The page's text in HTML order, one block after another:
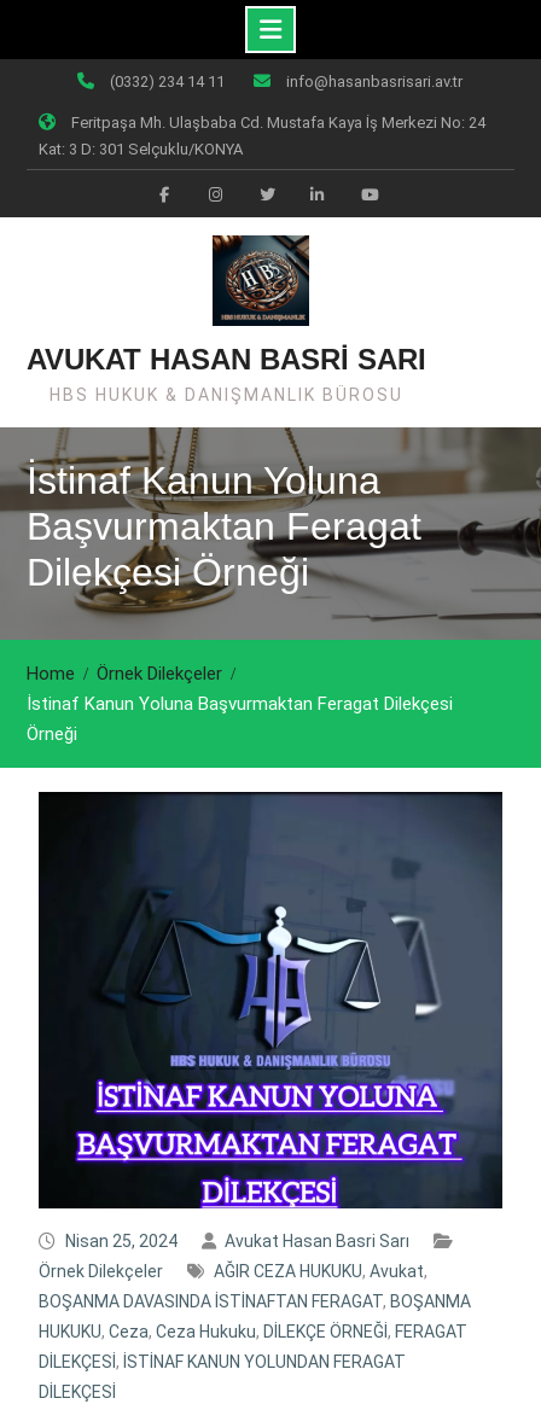
content
(0332) 234 14 11 info@hasanbasrisari.av.tr
Feritpaşa Mh. Ulaşbaba Cd. Mustafa Kaya İş Merkezi No: 24
Kat: 3 D: 301 Selçuklu/KONYA
FacebookInstagramTwiter LinkedinYoutube
AVUKAT HASAN BASRİ SARI
HBS HUKUK & DANIŞMANLIK BÜROSU
İstinaf Kanun Yoluna
Başvurmaktan Feragat
Dilekçesi Örneği
Home
Örnek Dilekçeler
İstinaf Kanun Yoluna Başvurmaktan Feragat Dilekçesi
Örneği
Nisan 25, 2024
Avukat Hasan Basri Sarı
Örnek Dilekçeler
AĞIR CEZA HUKUKU, Avukat,
BOŞANMA DAVASINDA İSTİNAFTAN FERAGAT, BOŞANMA
HUKUKU, Ceza, Ceza Hukuku, DİLEKÇE ÖRNEĞİ , FERAGAT
DİLEKÇESİ , İSTİNAF KANUN YOLUNDAN FERAGAT
DİLEKÇESİ